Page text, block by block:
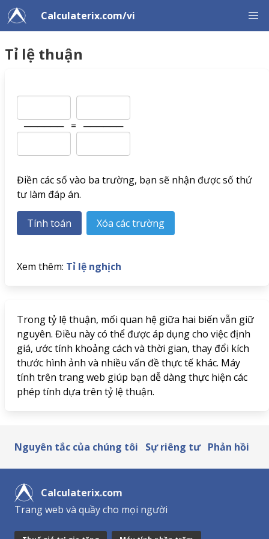
Calculaterix.com/vi
Tỉ lệ thuận
────── = ──────
Điền các số vào ba trường, bạn sẽ nhận được số thứ
tư làm đáp án.
Xem thêm: Tỉ lệ nghịch
Trong tỷ lệ thuận, mối quan hệ giữa hai biến vẫn giữ
nguyên. Điều này có thể được áp dụng cho việc định
giá, ước tính khoảng cách và thời gian, thay đổi kích
thước hình ảnh và nhiều vấn đề thực tế khác. Máy
tính trên trang web giúp bạn dễ dàng thực hiện các
phép tính dựa trên tỷ lệ thuận.
Nguyên tắc của chúng tôi Sự riêng tư Phản hồi
Calculaterix.com
Trang web và quầy cho mọi người